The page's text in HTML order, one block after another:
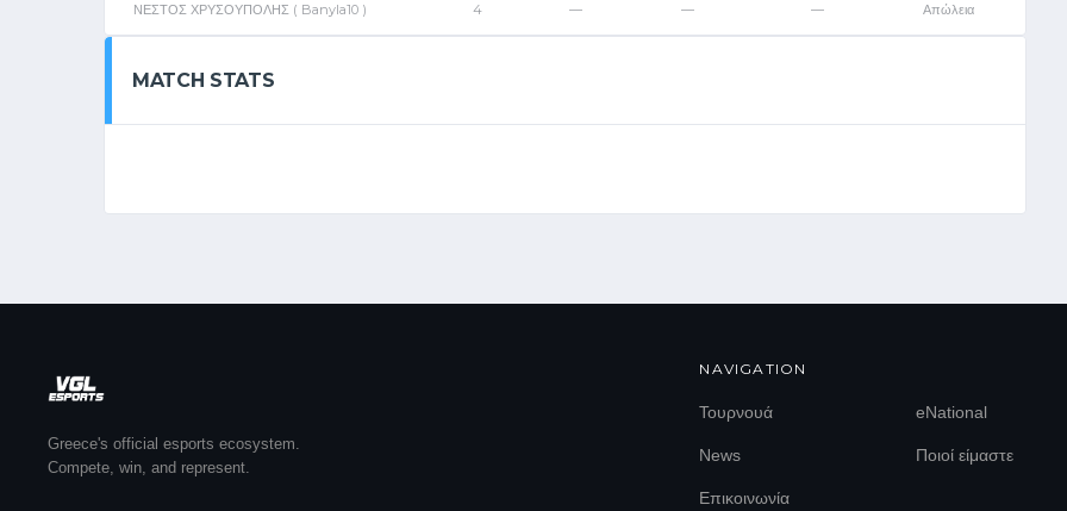
ΝΕΣΤΟΣ ΧΡΥΣΟΥΠΟΛΗΣ ( Banyla10 ) 4 — — — Απώλεια
MATCH STATS
Greece's official esports ecosystem.
Compete, win, and represent.
NAVIGATION
Τουρνουά eNational
News Ποιοί είμαστε
Επικοινωνία